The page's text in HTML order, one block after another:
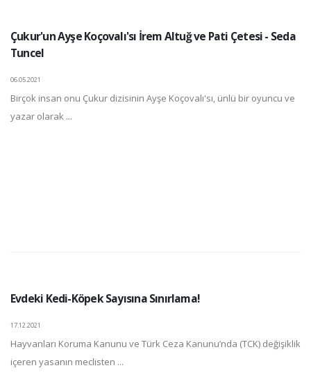
Çukur'un Ayşe Koçovalı'sı İrem Altuğ ve Pati Çetesi - Seda
Tuncel
06.05.2021
Birçok insan onu Çukur dizisinin Ayşe Koçovalı'sı, ünlü bir oyuncu ve
yazar olarak ...
Evdeki Kedi-Köpek Sayısına Sınırlama!
17.12.2021
Hayvanları Koruma Kanunu ve Türk Ceza Kanunu’nda (TCK) değişiklik
içeren yasanın meclisten ...